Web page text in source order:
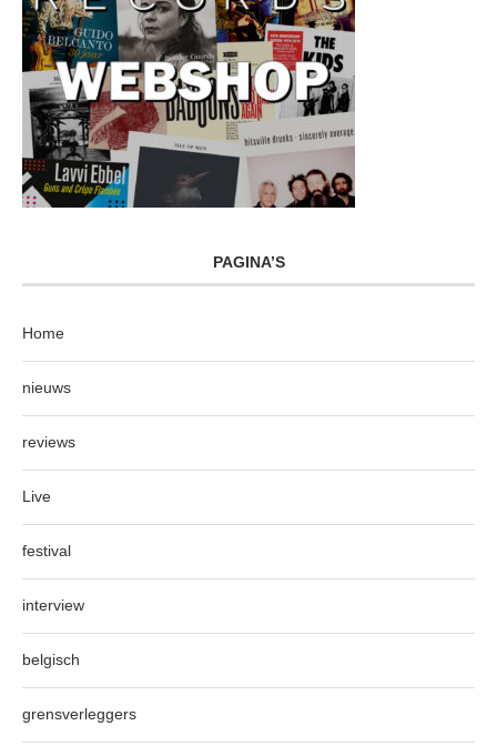
PAGINA’S
Home
nieuws
reviews
Live
festival
interview
belgisch
grensverleggers